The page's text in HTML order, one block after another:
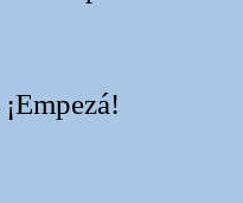
¡Empezá!